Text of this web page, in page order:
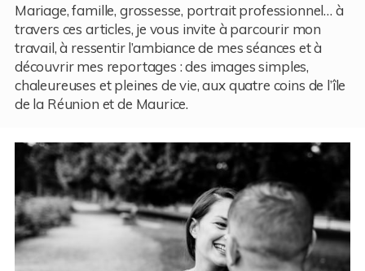
Mariage, famille, grossesse, portrait professionnel… à
travers ces articles, je vous invite à parcourir mon
travail, à ressentir l’ambiance de mes séances et à
découvrir mes reportages : des images simples,
chaleureuses et pleines de vie, aux quatre coins de l’île
de la Réunion et de Maurice.
Engagement – Leila et Sebastien